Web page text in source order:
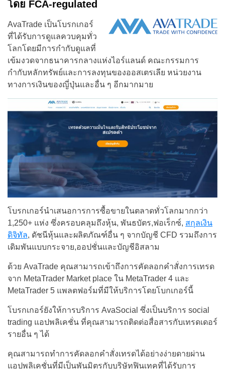
โดย FCA-regulated
AvaTrade เป็นโบรกเกอร์
ที่ได้รับการดูแลควบคุมทั่ว
โลกโดยมีการกำกับดูแลที่
เข้มงวดจากธนาคารกลางแห่งไอร์แลนด์ คณะกรรมการ
กำกับหลักทรัพย์และการลงทุนของออสเตรเลีย หน่วยงาน
ทางการเงินของญี่ปุ่นและอื่น ๆ อีกมากมาย
โบรกเกอร์นำเสนอการการซื้อขายในตลาดทั่วโลกมากกว่า
1,250+ แห่ง ซึ่งครอบคลุมถึงหุ้น, พันธบัตร,ฟอเร็กซ์, สกุลเงิน
ดิจิทัล, ดัชนีหุ้นและผลิตภัณฑ์อื่น ๆ จากบัญชี CFD รวมถึงการ
เดิมพันแบบกระจาย,ออปชั่นและบัญชีอิสลาม
ด้วย AvaTrade คุณสามารถเข้าถึงการคัดลอกคำสั่งการเทรด
จาก MetaTrader Market place ใน MetaTrader 4 และ
MetaTrader 5 แพลตฟอร์มที่มีให้บริการโดยโบกเกอร์นี้
โบรกเกอร์ยังให้การบริการ AvaSocial ซึ่งเป็นบริการ social
trading แอปพลิเคชั่น ที่คุณสามารถติดต่อสื่อสารกับเทรดเดอร์
รายอื่น ๆ ได้
คุณสามารถทำการคัดลอกคำสั่งเทรดได้อย่างง่ายดายผ่าน
แอปพลิเคชั่นที่มีเป็นพันมิตรกับบริษัทฟินเทคที่ได้รับการ